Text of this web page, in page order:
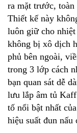
ra mặt trước, toàn
Thiết kế này
luôn giữ cho
không bị xô dịch
phủ bên ngoài,
trong 3 lớp cách
bạn quan sát dễ
lưu lắp âm tủ
tố nổi bật nhất
hiệu suất đun nấu